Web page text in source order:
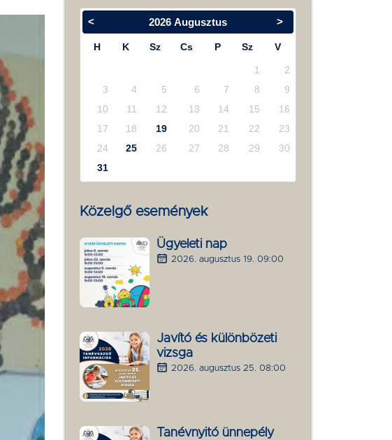
< >
2026 Augusztus
H K Sz Cs P Sz V
1
2
3
4 5 6 7 8
9
10
11 12 13 14 15
16
17
18 19 20 21 22
23
24
25 26 27 28 29
30
31
Közelgő események
Ügyeleti nap
2026. augusztus 19. 09:00
Javító és különbözeti
vizsga
2026. augusztus 25. 08:00
Tanévnyitó ünnepély